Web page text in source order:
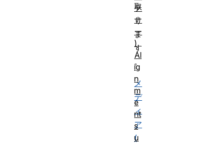
取
り
ま
す
。
メ
デ
ィ
ア
(
テ
ナ
ー
)
Al
ig
n
m
e
nt
s
u